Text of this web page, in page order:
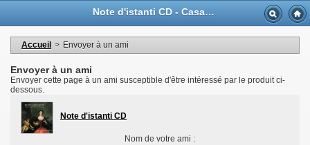
Note d'istanti CD - Casa Musicale Eco
Accueil > Envoyer à un ami
Envoyer à un ami
Envoyer cette page à un ami susceptible d'être intéressé par le produit ci-
dessous.
Note d'istanti CD
Nom de votre ami :
Mes informations personnelles
Mes commandes
Mes bons de réductions
Déconnexion